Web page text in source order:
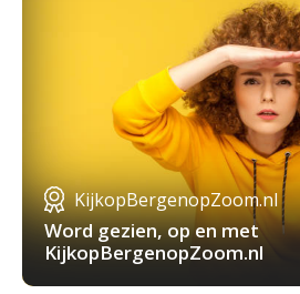
KijkopBergenopZoom.nl
Word gezien, op en met
KijkopBergenopZoom.nl